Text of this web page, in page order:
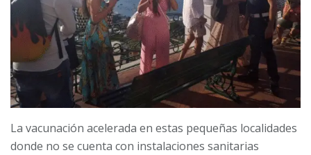
La vacunación acelerada en estas pequeñas localidades
donde no se cuenta con instalaciones sanitarias